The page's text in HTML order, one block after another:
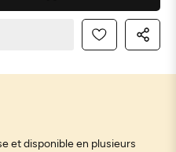
et disponible en plusieurs